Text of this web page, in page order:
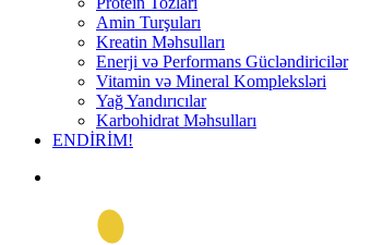
Amin Turşuları
Kreatin Məhsulları
Enerji və Performans Gücləndiricilər
Vitamin və Mineral Kompleksləri
Yağ Yandırıcılar
Karbohidrat Məhsulları
ENDİRİM!